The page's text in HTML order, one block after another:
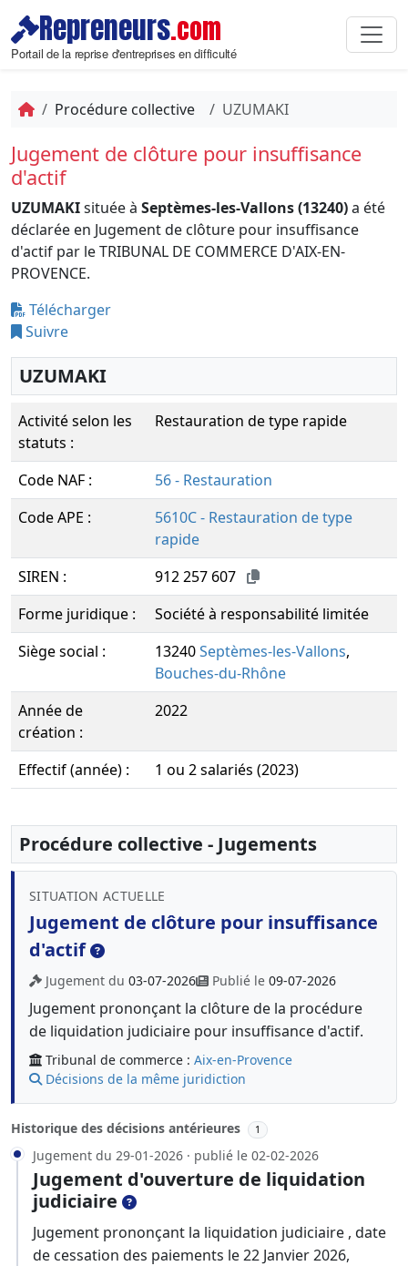
Repreneurs.com
Portail de la reprise d'entreprises en difficulté
Procédure collective UZUMAKI
Jugement de clôture pour insuffisance
d'actif
UZUMAKIsituée à Septèmes-les-Vallons (13240)a été
déclarée en Jugement de clôture pour insuffisance
d'actif par le TRIBUNAL DE COMMERCE D'AIX-EN-
PROVENCE.
Télécharger
Suivre
UZUMAKI
Activité selon les
statuts :
Restauration de type rapide
Code NAF :
56 - Restauration
Code APE :
5610C - Restauration de type
rapide
SIREN :
912 257 607
Forme juridique :
Société à responsabilité limitée
Siège social :
13240Septèmes-les-Vallons,
Bouches-du-Rhône
Année de
création :
2022
Effectif (année) : 1 ou 2 salariés (2023)
Procédure collective - Jugements
SITUATION ACTUELLE
Jugement de clôture pour insuffisance
d'actif
Jugement du 03-07-2026 Publié le 09-07-2026
Jugement prononçant la clôture de la procédure
de liquidation judiciaire pour insuffisance d'actif.
Tribunal de commerce : Aix-en-Provence
Décisions de la même juridiction
Historique des décisions antérieures 1
Jugement du 29-01-2026 · publié le 02-02-2026
Jugement d'ouverture de liquidation
judiciaire
Jugement prononçant la liquidation judiciaire , date
de cessation des paiements le 22 Janvier 2026,